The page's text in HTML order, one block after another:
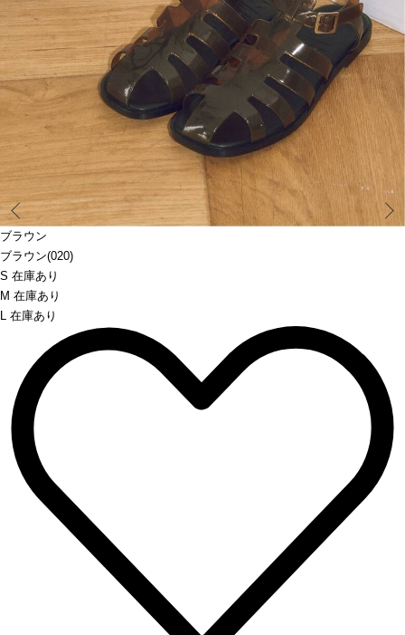
ブラウン
ブラウン(020)
S 在庫あり
M 在庫あり
L 在庫あり
Prev